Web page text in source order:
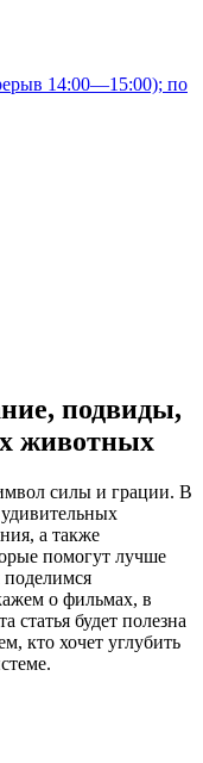
14:00—15:00); по
подвиды,
животных
силы и грации. В
а также
помогут лучше
о фильмах, в
будет полезна
кто хочет углубить